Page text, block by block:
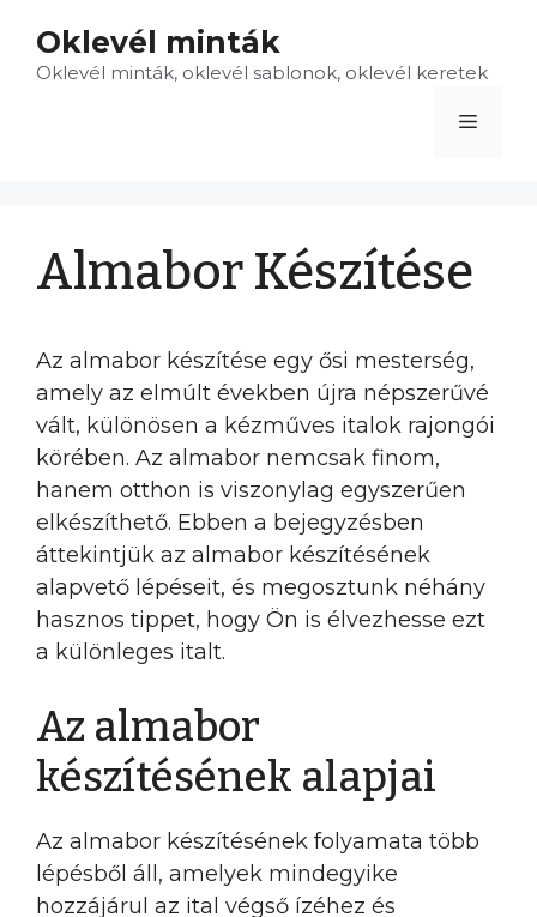
tartalomba
Oklevél minták
Oklevél minták, oklevél sablonok, oklevél keretek
Menü
Almabor Készítése
Az almabor készítése egy ősi mesterség,
amely az elmúlt években újra népszerűvé
vált, különösen a kézműves italok rajongói
körében. Az almabor nemcsak finom,
hanem otthon is viszonylag egyszerűen
elkészíthető. Ebben a bejegyzésben
áttekintjük az almabor készítésének
alapvető lépéseit, és megosztunk néhány
hasznos tippet, hogy Ön is élvezhesse ezt
a különleges italt.
Az almabor
készítésének alapjai
Az almabor készítésének folyamata több
lépésből áll, amelyek mindegyike
hozzájárul az ital végső ízéhez és